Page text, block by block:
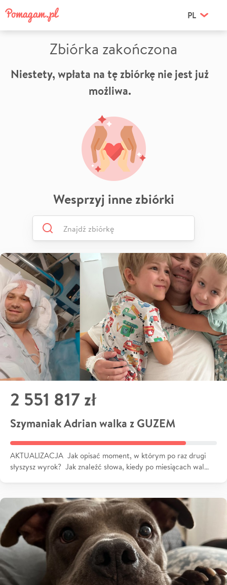
PL
Zbiórka zakończona
Niestety, wpłata na tę zbiórkę nie jest już
możliwa.
Wesprzyj inne zbiórki
2 551 817 zł
Szymaniak Adrian walka z GUZEM
AKTUALIZACJA Jak opisać moment, w którym po raz drugi
słyszysz wyrok? Jak znaleźć słowa, kiedy po miesiącach wal…